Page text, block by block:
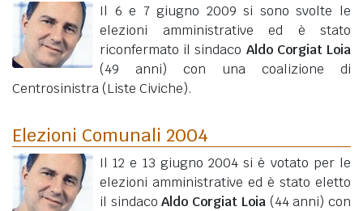
Il 6 e 7 giugno 2009 si sono svolte le
elezioni amministrative ed è stato
riconfermato il sindaco Aldo Corgiat Loia
(49 anni) con una coalizione di
Centrosinistra (Liste Civiche).
Elezioni Comunali 2004
Il 12 e 13 giugno 2004 si è votato per le
elezioni amministrative ed è stato eletto
il sindacoAldo Corgiat Loia (44 anni) con